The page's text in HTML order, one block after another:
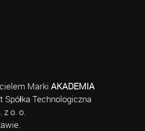
Marki AKADEMIA
Technologiczna
z o. o.